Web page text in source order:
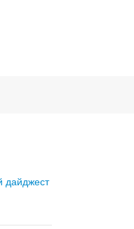
дайджест